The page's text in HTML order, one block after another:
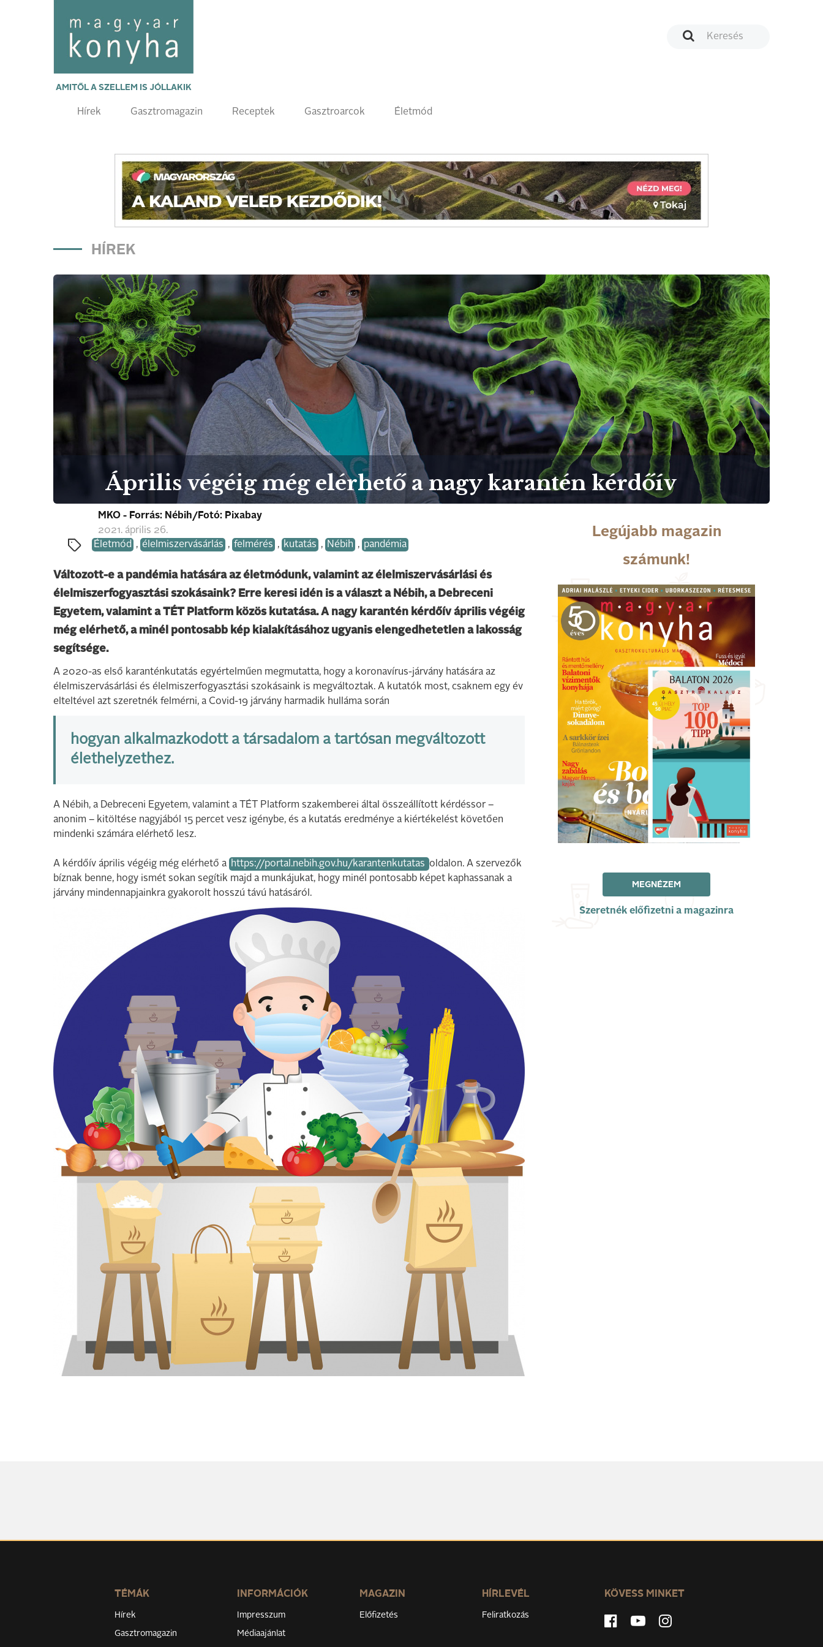
AMITŐL A SZELLEM IS JÓLLAKIK
Hírek Gasztromagazin Receptek Gasztroarcok Életmód
HÍREK
Április végéig még elérhető a nagy karantén kérdőív
MKO - Forrás: Nébih/Fotó: Pixabay
2021. április 26.
Életmód
, élelmiszervásárlás , felmérés , kutatás , Nébih , pandémia
Változott-e a pandémia hatására az életmódunk, valamint az élelmiszervásárlási és
élelmiszerfogyasztási szokásaink? Erre keresi idén is a választ a Nébih, a Debreceni
Egyetem, valamint a TÉT Platform közös kutatása. A nagy karantén kérdőív április végéig
még elérhető, a minél pontosabb kép kialakításához ugyanis elengedhetetlen a lakosság
segítsége.
A 2020-as első karanténkutatás egyértelműen megmutatta, hogy a koronavírus-járvány hatására az
élelmiszervásárlási és élelmiszerfogyasztási szokásaink is megváltoztak. A kutatók most, csaknem egy év
elteltével azt szeretnék felmérni, a Covid-19 járvány harmadik hulláma során
hogyan alkalmazkodott a társadalom a tartósan megváltozott
élethelyzethez.
A Nébih, a Debreceni Egyetem, valamint a TÉT Platform szakemberei által összeállított kérdéssor –
anonim – kitöltése nagyjából 15 percet vesz igénybe, és a kutatás eredménye a kiértékelést követően
mindenki számára elérhető lesz.
A kérdőív április végéig még elérhető a https://portal.nebih.gov.hu/karantenkutatas oldalon. A szervezők
bíznak benne, hogy ismét sokan segítik majd a munkájukat, hogy minél pontosabb képet kaphassanak a
járvány mindennapjainkra gyakorolt hosszú távú hatásáról.
Legújabb magazin
számunk!
MEGNÉZEM
Szeretnék előfizetni a magazinra
TÉMÁK
Hírek
Gasztromagazin
INFORMÁCIÓK
Impresszum
Médiaajánlat
MAGAZIN
Előfizetés
HÍRLEVÉL
Feliratkozás
KÖVESS MINKET